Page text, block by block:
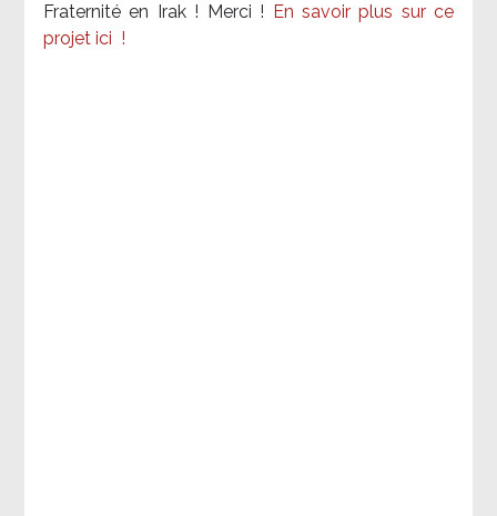
Fraternité en Irak ! Merci !
En savoir plus sur ce
projet ici !